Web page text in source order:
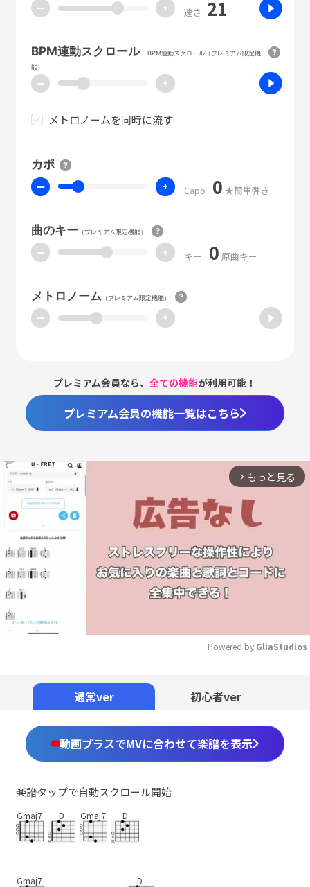
ー + 速さ 21
BPM連動スクロール
BPM連動スクロール（プレミアム限定機
能）
ー +
メトロノームを同時に流す
カポ
ー + Capo 0 ★簡単弾き
曲のキー（プレミアム限定機能）
ー + キー 0 原曲キー
メトロノーム （プレミアム限定機能）
ー +
プレミアム会員なら、全ての機能が利用可能！
プレミアム会員の機能一覧はこちら
arrow_forward_ios もっと見る
Powered by GliaStudios
通常ver 初心者ver
動画プラスでMVに合わせて楽譜を表示
楽譜タップで自動スクロール開始
Gmaj7 D Gmaj7 D
Gmaj7 D